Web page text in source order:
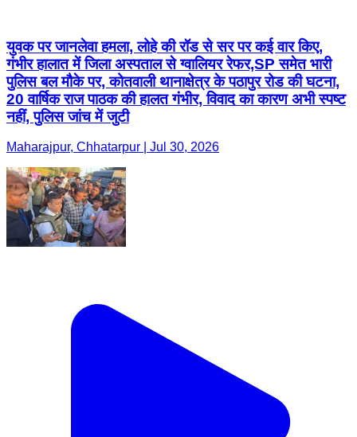
युवक पर जानलेवा हमला, लोहे की रॉड से सर पर कई वार किए,
गंभीर हालात में जिला अस्पताल से ग्वालियर रेफर,SP समेत भारी
पुलिस बल मौके पर, कोतवाली थानाक्षेत्र के पठापुर रोड की घटना,
20 वार्षिक राज पाठक की हालत गंभीर, विवाद का कारण अभी स्पष्ट
नहीं, पुलिस जांच में जुटी
Maharajpur, Chhatarpur | Jul 30, 2026